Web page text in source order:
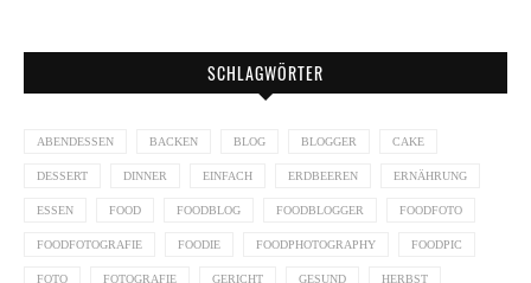
SCHLAGWÖRTER
ABENDESSEN BACKEN BLOG BLOGGER CAKE
DESSERT DINNER EINFACH ERDBEEREN ERNÄHRUNG
ESSEN FOOD FOODBLOG FOODBLOGGER FOODFOTO
FOODFOTOGRAFIE FOODIE FOODPHOTOGRAPHY FOODPIC
FOTO FOTOGRAFIE GERICHT GESUND HERBST